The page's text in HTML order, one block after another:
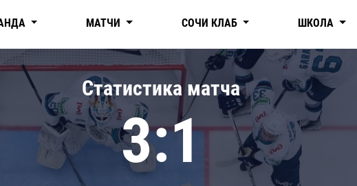
Нефтехимик
Дивизион Чернышева
Авангард
Адмирал
КХЛ
МАТЧИ СОЧИ КЛАБ ШКОЛА
Статистика матча
3:1